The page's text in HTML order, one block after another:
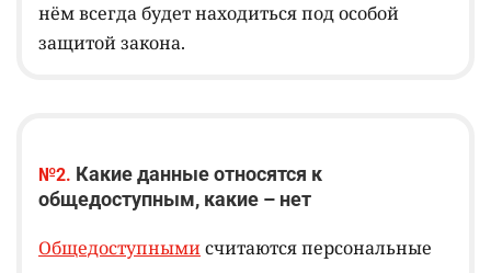
нём всегда будет находиться под особой
защитой закона.
№2. Какие данные относятся к
общедоступным, какие – нет
Общедоступнымисчитаются персональные